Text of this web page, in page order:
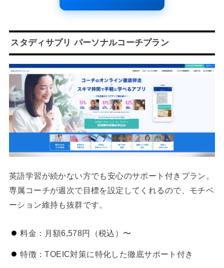
スタディサプリ パーソナルコーチプラン
英語学習が続かない方でも安心のサポート付きプラン。
専属コーチが週次で目標を設定してくれるので、モチベ
ーション維持も抜群です。
料金：月額6,578円（税込）〜
特徴：TOEIC対策に特化した徹底サポート付き